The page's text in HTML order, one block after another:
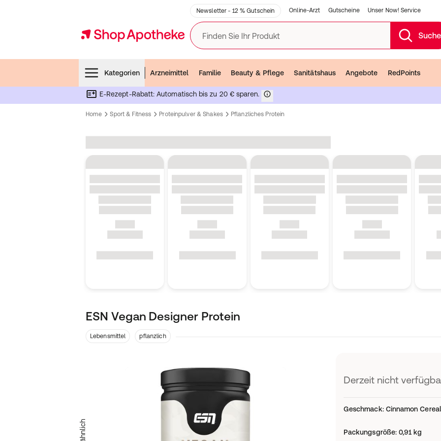
Newsletter - 12 % Gutschein Online-Arzt Gutscheine Unser Now! Service
Finden Sie Ihr Produkt
Kategorien
Arzneimittel Familie Beauty & Pflege Sanitätshaus Angebote RedPoints
E-Rezept-Rabatt: Automatisch bis zu 20 € sparen.
Home Sport & Fitness Proteinpulver & Shakes Pflanzliches Protein
ESN Vegan Designer Protein
Lebensmittel pflanzlich
Derzeit nicht
Geschmack: Cinnamon Cereal
Packungsgröße:0,91 kg